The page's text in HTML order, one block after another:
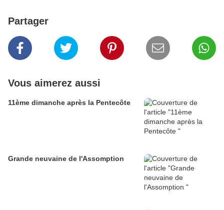
Partager
Vous aimerez aussi
11ème dimanche après la Pentecôte
Grande neuvaine de l'Assomption